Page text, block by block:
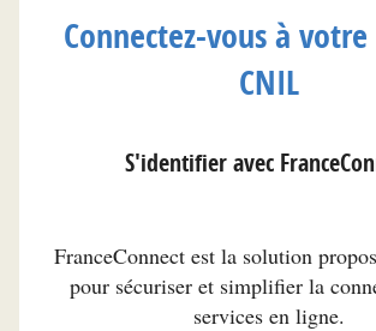
Connectez-vous à
CNIL
S'identifier avec
FranceConnect est la solution
pour sécuriser et simplifier la
services en ligne.